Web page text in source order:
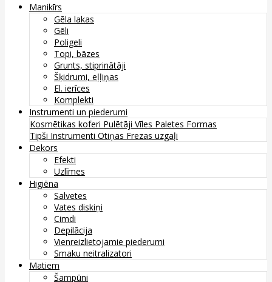
Manikīrs
Gēla lakas
Gēli
Poligeli
Topi, bāzes
Grunts, stiprinātāji
Šķidrumi, eļļiņas
El. ierīces
Komplekti
Instrumenti un piederumi
Kosmētikas koferi Pulētāji Vīles Paletes Formas
Tipši Instrumenti Otiņas Frezas uzgaļi
Dekors
Efekti
Uzlīmes
Higiēna
Salvetes
Vates diskiņi
Cimdi
Depilācija
Vienreizlietojamie piederumi
Smaku neitralizatori
Matiem
Šampūni